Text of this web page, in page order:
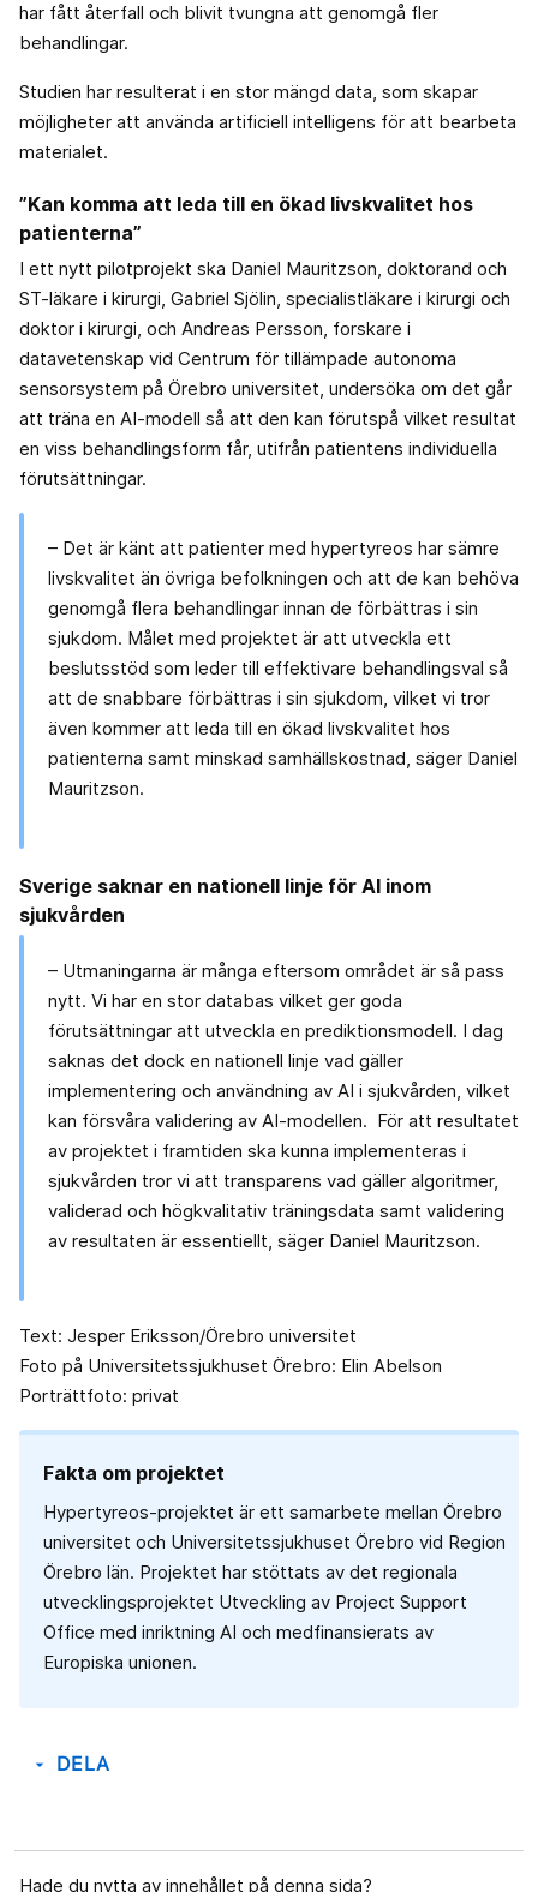
har fått återfall och blivit tvungna att genomgå fler
behandlingar.
Studien har resulterat i en stor mängd data, som skapar
möjligheter att använda artificiell intelligens för att bearbeta
materialet.
”Kan komma att leda till en ökad livskvalitet hos
patienterna”
I ett nytt pilotprojekt ska Daniel Mauritzson, doktorand och
ST-läkare i kirurgi, Gabriel Sjölin, specialistläkare i kirurgi och
doktor i kirurgi, och Andreas Persson, forskare i
datavetenskap vid Centrum för tillämpade autonoma
sensorsystem på Örebro universitet, undersöka om det går
att träna en AI-modell så att den kan förutspå vilket resultat
en viss behandlingsform får, utifrån patientens individuella
förutsättningar.
– Det är känt att patienter med hypertyreos har sämre
livskvalitet än övriga befolkningen och att de kan behöva
genomgå flera behandlingar innan de förbättras i sin
sjukdom. Målet med projektet är att utveckla ett
beslutsstöd som leder till effektivare behandlingsval så
att de snabbare förbättras i sin sjukdom, vilket vi tror
även kommer att leda till en ökad livskvalitet hos
patienterna samt minskad samhällskostnad, säger Daniel
Mauritzson.
Sverige saknar en nationell linje för AI inom
sjukvården
– Utmaningarna är många eftersom området är så pass
nytt. Vi har en stor databas vilket ger goda
förutsättningar att utveckla en prediktionsmodell. I dag
saknas det dock en nationell linje vad gäller
implementering och användning av AI i sjukvården, vilket
kan försvåra validering av AI-modellen. För att resultatet
av projektet i framtiden ska kunna implementeras i
sjukvården tror vi att transparens vad gäller algoritmer,
validerad och högkvalitativ träningsdata samt validering
av resultaten är essentiellt, säger Daniel Mauritzson.
Text: Jesper Eriksson/Örebro universitet
Foto på Universitetssjukhuset Örebro: Elin Abelson
Porträttfoto: privat
Fakta om projektet
Hypertyreos-projektet är ett samarbete mellan Örebro
universitet och Universitetssjukhuset Örebro vid Region
Örebro län. Projektet har stöttats av det regionala
utvecklingsprojektet Utveckling av Project Support
Office med inriktning AI och medfinansierats av
Europiska unionen.
arrow_drop_down DELA
Hade du nytta av innehållet på denna sida?